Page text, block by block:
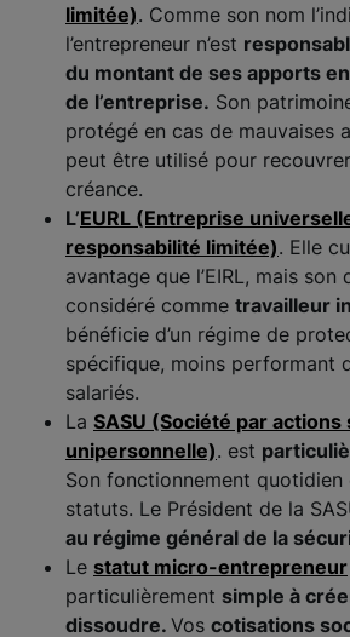
limitée). Comme son nom
l’entrepreneur n’est
du montant de ses apports
de l’entreprise. Son
protégé en cas de mauvaises
peut être utilisé pour
créance.
L’EURL (Entreprise
responsabilité limitée). Elle
avantage que l’EIRL, mais son
considéré comme travailleur
bénéficie d’un régime de
spécifique, moins performant
salariés.
La SASU (Société par actions
unipersonnelle). est
Son fonctionnement quotidien
statuts. Le Président de la
au régime général de la
Le statut micro-entrepreneur
particulièrement simple à
dissoudre. Vos cotisations